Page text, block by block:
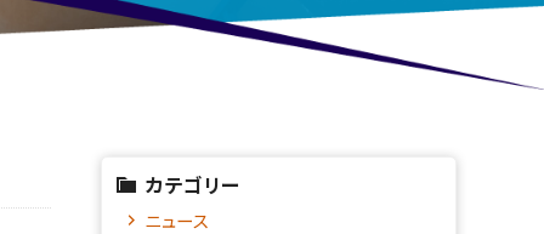
カテゴリー
ニュース